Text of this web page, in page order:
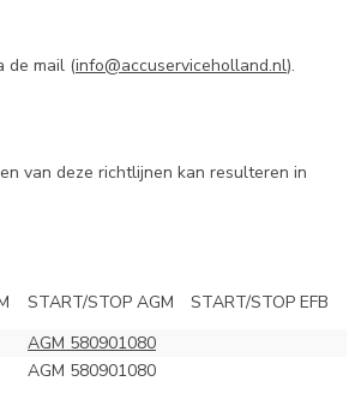
de mail (info@accuserviceholland.nl).
van deze richtlijnen kan resulteren in
START/STOP AGM
START/STOP EFB
AGM 580901080
AGM 580901080